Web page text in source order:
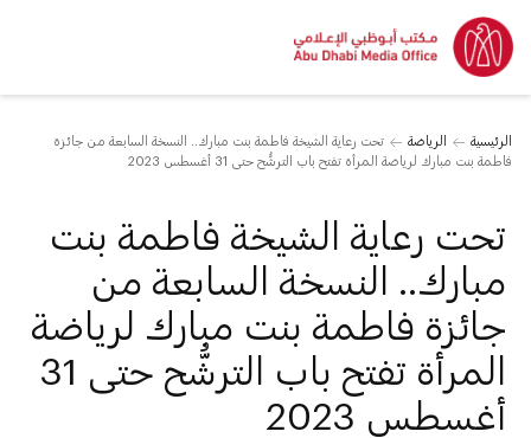
الرئيسية الرياضة
تحت رعاية الشيخة فاطمة بنت مبارك.. النسخة السابعة من جائزة
فاطمة بنت مبارك لرياضة المرأة تفتح باب الترشُّح حتى 31 أغسطس 2023
تحت رعاية الشيخة فاطمة بنت
مبارك.. النسخة السابعة من
جائزة فاطمة بنت مبارك لرياضة
المرأة تفتح باب الترشُّح حتى 31
أغسطس 2023